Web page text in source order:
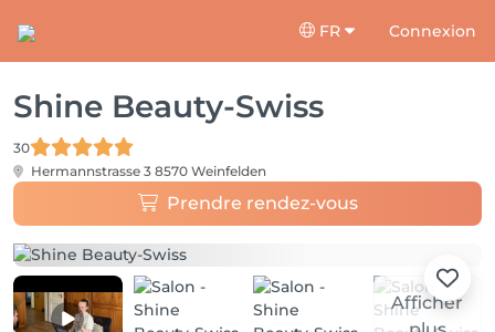
FR Connexion
Shine Beauty-Swiss
30
Hermannstrasse 3 8570 Weinfelden
Prendre rendez-vous
Afficher